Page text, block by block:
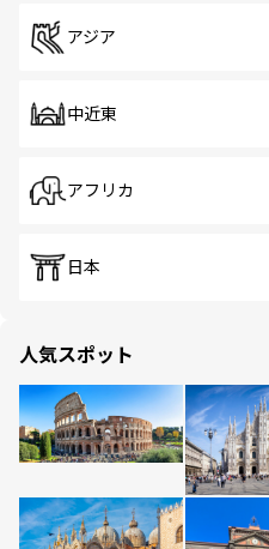
アジア
中近東
アフリカ
日本
人気スポット